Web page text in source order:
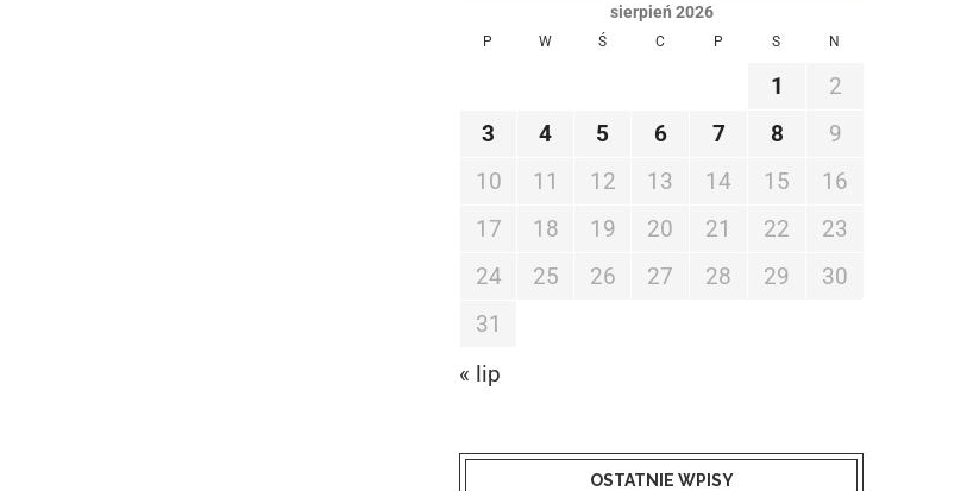
sierpień 2026
P W Ś C P S N
1
2
3
4 5 6 7 8
9
10
11 12 13 14 15
16
17
18 19 20 21 22
23
24
25 26 27 28 29
30
31
« lip
OSTATNIE WPISY